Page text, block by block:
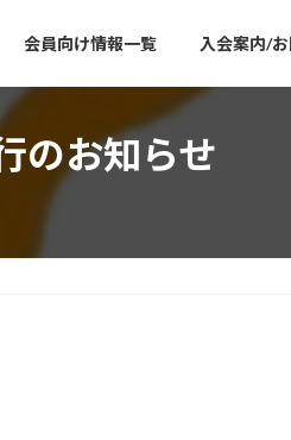
会員向け情報一覧 入会案内/
のお知らせ